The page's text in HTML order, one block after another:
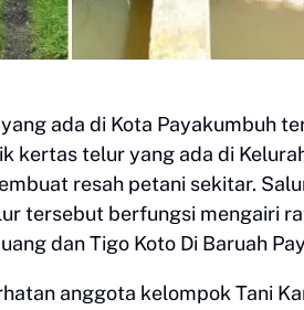
ada di Kota Payakumbuh
kertas telur yang ada di
resah petani sekitar.
tersebut berfungsi mengairi
dan Tigo Koto Di Baruah
anggota kelompok Tani